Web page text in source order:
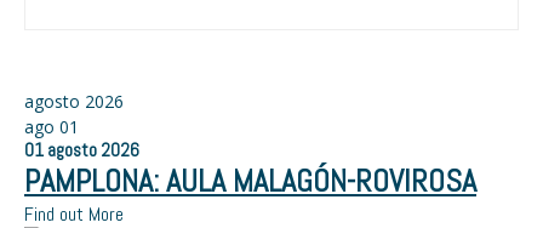
agosto 2026
ago 01
01 agosto 2026
PAMPLONA: AULA MALAGÓN-ROVIROSA
Find out More